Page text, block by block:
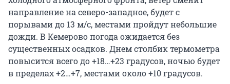
направление на северо-западное, будет с
порывами до 13 м/с, местами пройдут небольшие
дожди. В Кемерово погода ожидается без
существенных осадков. Днем столбик термометра
повысится всего до +18…+23 градусов, ночью будет
в пределах +2…+7, местами около +10 градусов.